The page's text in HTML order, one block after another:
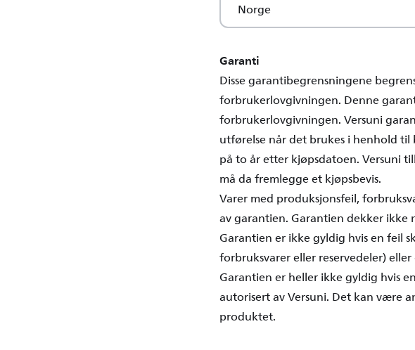
Norge
Garanti
Disse garantibegrensningene
forbrukerlovgivningen. Denne
forbrukerlovgivningen. Versuni
utførelse når det brukes i henhold
på to år etter kjøpsdatoen. Versuni
må da fremlegge et kjøpsbevis.
Varer med produksjonsfeil,
av garantien. Garantien dekker ikke
Garantien er ikke gyldig hvis en feil
forbruksvarer eller reservedeler)
Garantien er heller ikke gyldig hvis
autorisert av Versuni. Det kan være
produktet.